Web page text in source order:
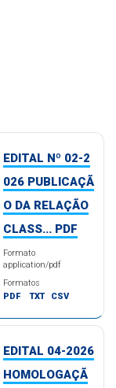
EDITAL Nº 02-2
026 PUBLICAÇÃ
O DA RELAÇÃO
CLASS... PDF
Formato
application/pdf
Formatos
PDF
TXT CSV
EDITAL 04-2026
HOMOLOGAÇÃ